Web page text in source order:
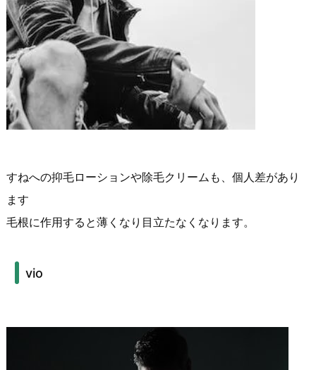
すねへの抑毛ローションや除毛クリームも、個人差があり
ます
毛根に作用すると薄くなり目立たなくなります。
vio